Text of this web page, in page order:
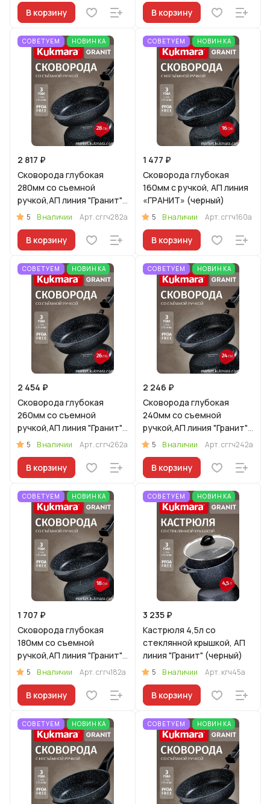
В корзину В корзину
СОВЕТУЕМ НОВИНКА
2 817 ₽
Сковорода глубокая
280мм со съемной
ручкой,АП линия "Гранит"
(черный)
5 В наличии Арт.сггч282а
В корзину
СОВЕТУЕМ НОВИНКА
1 477 ₽
Сковорода глубокая
160мм с ручкой, АП линия
«ГРАНИТ» (черный)
5 В наличии Арт.сггч160а
В корзину
СОВЕТУЕМ НОВИНКА
2 454 ₽
Сковорода глубокая
260мм со съемной
ручкой,АП линия "Гранит"
(черный)
5 В наличии Арт.сггч262а
В корзину
СОВЕТУЕМ НОВИНКА
2 246 ₽
Сковорода глубокая
240мм со съемной
ручкой,АП линия "Гранит"
(черный)
5 В наличии Арт.сггч242а
В корзину
СОВЕТУЕМ НОВИНКА
1 707 ₽
Сковорода глубокая
180мм со съемной
ручкой,АП линия "Гранит"
(черный)
5 В наличии Арт.сггч182а
В корзину
СОВЕТУЕМ НОВИНКА
3 235 ₽
Кастрюля 4,5л со
стеклянной крышкой, АП
линия "Гранит" (черный)
5 В наличии Арт. кгч45а
В корзину
СОВЕТУЕМ НОВИНКА СОВЕТУЕМ НОВИНКА